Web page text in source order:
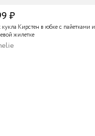
₽
кукла Кирстен в юбке с пайетками и
жилетке